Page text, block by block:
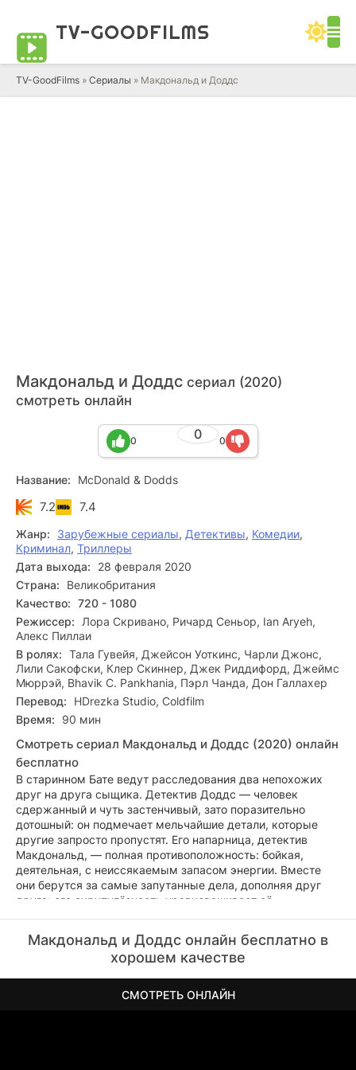
TV-GOODFILMS
TV-GoodFilms » Сериалы » Макдональд и Доддс
Макдональд и Доддс сериал (2020)
смотреть онлайн
0
0 0
Название: McDonald & Dodds
7.2 7.4
Жанр: Зарубежные сериалы, Детективы, Комедии,
Криминал, Триллеры
Дата выхода:
28 февраля 2020
Страна:
Великобритания
Качество: 720 - 1080
Режиссер:
Лора Скривано, Ричард Сеньор, Ian Aryeh,
Алекс Пиллаи
В ролях: Тала Гувейя, Джейсон Уоткинс, Чарли Джонс,
Лили Сакофски, Клер Скиннер, Джек Риддифорд, Джеймс
Мюррэй, Bhavik C. Pankhania, Пэрл Чанда, Дон Галлахер
Перевод:
HDrezka Studio, Coldfilm
Время:
90 мин
Смотреть сериал Макдональд и Доддс (2020) онлайн
бесплатно
В старинном Бате ведут расследования два непохожих
друг на друга сыщика. Детектив Доддс — человек
сдержанный и чуть застенчивый, зато поразительно
дотошный: он подмечает мельчайшие детали, которые
другие запросто пропустят. Его напарница, детектив
Макдональд, — полная противоположность: бойкая,
деятельная, с неиссякаемым запасом энергии. Вместе
они берутся за самые запутанные дела, дополняя друг
друга: его скрупулёзность уравновешивает её
эффективная смесь хладнокровия и азарта.
Макдональд и Доддс онлайн бесплатно в
хорошем качестве
СМОТРЕТЬ ОНЛАЙН